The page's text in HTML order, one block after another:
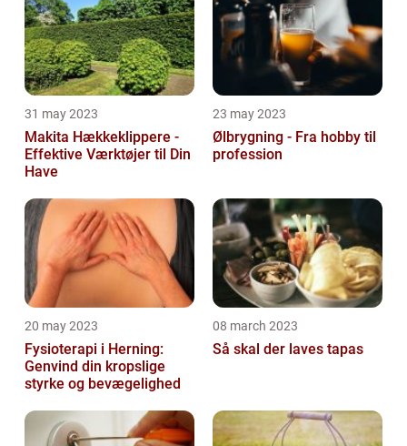
31 may 2023
Makita Hækkeklippere -
Effektive Værktøjer til Din
Have
23 may 2023
Ølbrygning - Fra hobby til
profession
20 may 2023
Fysioterapi i Herning:
Genvind din kropslige
styrke og bevægelighed
08 march 2023
Så skal der laves tapas